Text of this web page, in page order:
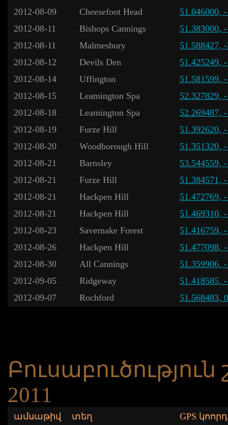
2012-08-09 Cheesefoot Head
51.046000,
2012-08-11
Bishops Cannings
51.383000,
2012-08-11
Malmesbury
51.588427,
2012-08-12
Devils Den
51.425249,
2012-08-14
Uffington
51.581599,
2012-08-15
Leamington Spa
52.327829,
2012-08-18
Leamington Spa
52.269487,
2012-08-19
Furze Hill
51.392620,
2012-08-20
Woodborough Hill
51.351320,
2012-08-21
Barnsley
53.544559,
2012-08-21
Furze Hill
51.384571,
2012-08-21
Hackpen Hill
51.472769,
2012-08-21
Hackpen Hill
51.469310,
2012-08-23
Savernake Forest
51.416759,
2012-08-26
Hackpen Hill
51.477098,
2012-08-30
All Cannings
51.359906,
2012-09-05
Ridgeway
51.418585,
2012-09-07
Rochford 51.568483,
2011
ամսաթիվ տեղ
GPS